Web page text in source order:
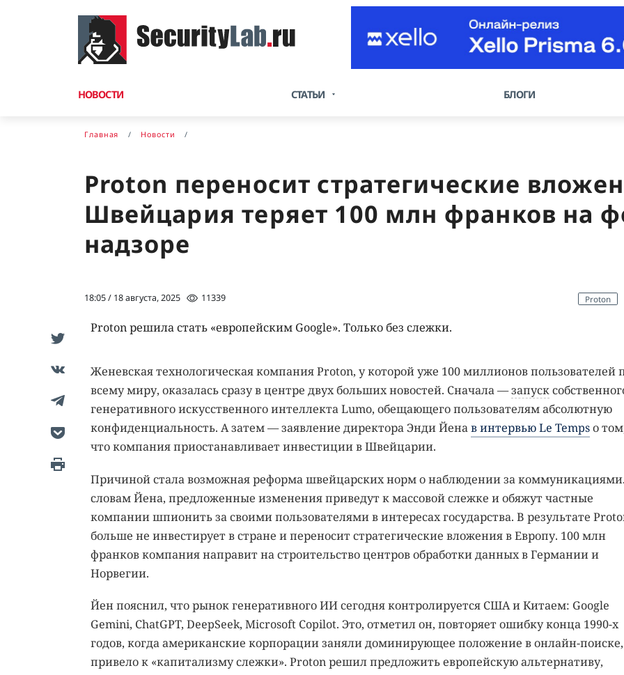
НОВОСТИ СТАТЬИ БЛОГИ
Главная Новости
Proton переносит стратегические
Швейцария теряет 100 млн франков на
надзоре
18:05 / 18 августа, 2025 11339 Proton
Proton решила стать «европейским Google». Только без слежки.
Женевская технологическая компания Proton, у которой уже 100 миллионов пользователей
всему миру, оказалась сразу в центре двух больших новостей. Сначала —запуск
генеративного искусственного интеллекта Lumo, обещающего пользователям абсолютную
конфиденциальность. А затем — заявление директора Энди Йенав интервью Le Tempsо
что компания приостанавливает инвестиции в Швейцарии.
Причиной стала возможная реформа швейцарских норм о наблюдении за
словам Йена, предложенные изменения приведут к массовой слежке и обяжут частные
компании шпионить за своими пользователями в интересах государства. В результате
больше не инвестирует в стране и переносит стратегические вложения в Европу. 100 млн
франков компания направит на строительство центров обработки данных в Германии и
Норвегии.
Йен пояснил, что рынок генеративного ИИ сегодня контролируется США и Китаем: Google
Gemini, ChatGPT, DeepSeek, Microsoft Copilot. Это, отметил он, повторяет ошибку конца 1990-х
годов, когда американские корпорации заняли доминирующее положение в онлайн-
привело к «капитализму слежки». Proton решил предложить европейскую альтернативу,